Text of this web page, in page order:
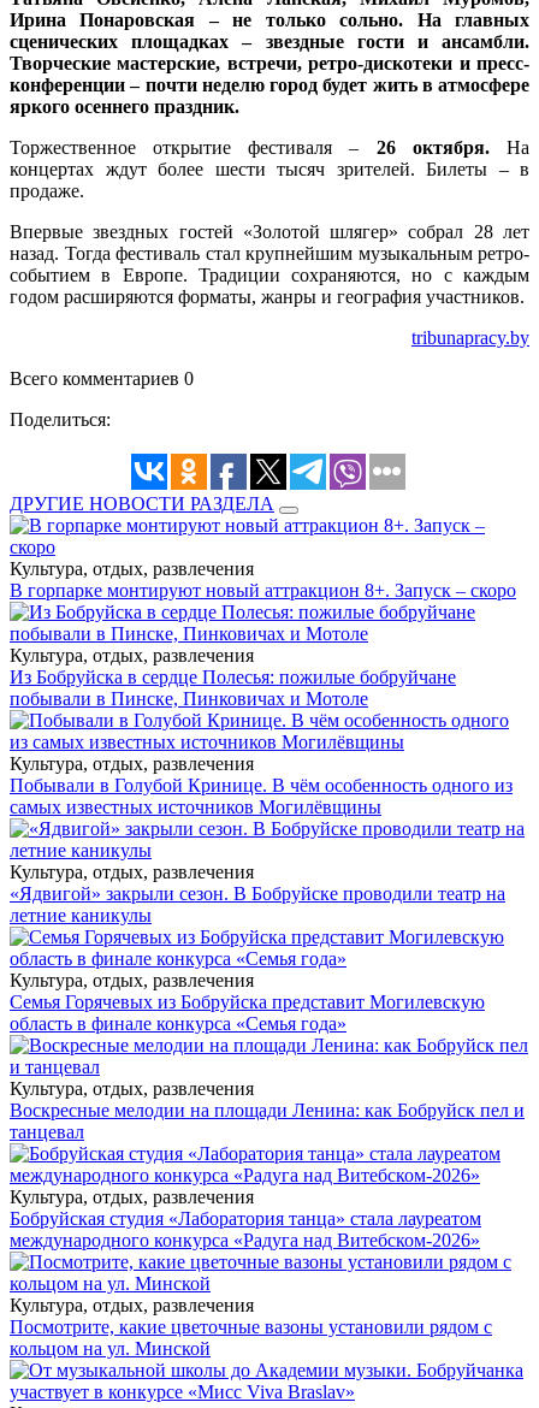
Ирина Понаровская – не только сольно. На главных
сценических площадках – звездные гости и ансамбли.
Творческие мастерские, встречи, ретро-дискотеки и пресс-
конференции – почти неделю город будет жить в атмосфере
яркого осеннего праздник.
Торжественное открытие фестиваля – 26 октября.На
концертах ждут более шести тысяч зрителей. Билеты – в
продаже.
Впервые звездных гостей «Золотой шлягер» собрал 28 лет
назад. Тогда фестиваль стал крупнейшим музыкальным ретро-
событием в Европе. Традиции сохраняются, но с каждым
годом расширяются форматы, жанры и география участников.
tribunapracy.by
Всего комментариев 0
Поделиться:
ДРУГИЕ НОВОСТИ РАЗДЕЛА
Культура, отдых, развлечения
В горпарке монтируют новый аттракцион 8+. Запуск – скоро
Культура, отдых, развлечения
Из Бобруйска в сердце Полесья: пожилые бобруйчане
побывали в Пинске, Пинковичах и Мотоле
Культура, отдых, развлечения
Побывали в Голубой Кринице. В чём особенность одного из
самых известных источников Могилёвщины
Культура, отдых, развлечения
«Ядвигой» закрыли сезон. В Бобруйске проводили театр на
летние каникулы
Культура, отдых, развлечения
Семья Горячевых из Бобруйска представит Могилевскую
область в финале конкурса «Семья года»
Культура, отдых, развлечения
Воскресные мелодии на площади Ленина: как Бобруйск пел и
танцевал
Культура, отдых, развлечения
Бобруйская студия «Лаборатория танца» стала лауреатом
международного конкурса «Радуга над Витебском-2026»
Культура, отдых, развлечения
Посмотрите, какие цветочные вазоны установили рядом с
кольцом на ул. Минской